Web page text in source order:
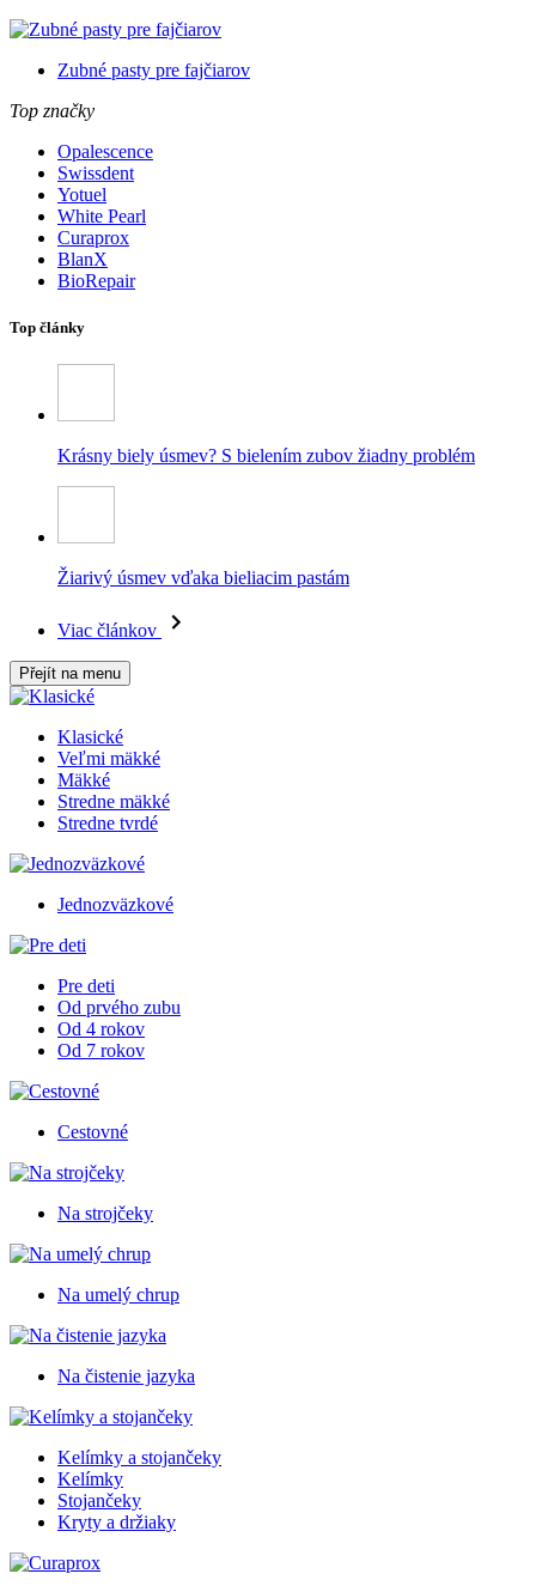
Zubné pasty pre fajčiarov
Top značky
Opalescence
Swissdent
Yotuel
White Pearl
Curaprox
BlanX
BioRepair
Top články
Krásny biely úsmev? S bielením zubov žiadny problém
Žiarivý úsmev vďaka bieliacim pastám
Viac článkov
Přejít na menu
Klasické
Veľmi mäkké
Mäkké
Stredne mäkké
Stredne tvrdé
Jednozväzkové
Pre deti
Od prvého zubu
Od 4 rokov
Od 7 rokov
Cestovné
Na strojčeky
Na umelý chrup
Na čistenie jazyka
Kelímky a stojančeky
Kelímky
Stojančeky
Kryty a držiaky